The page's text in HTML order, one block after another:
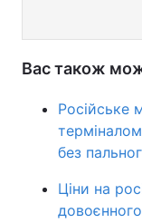
Вас також
Російське
без
Ціни на